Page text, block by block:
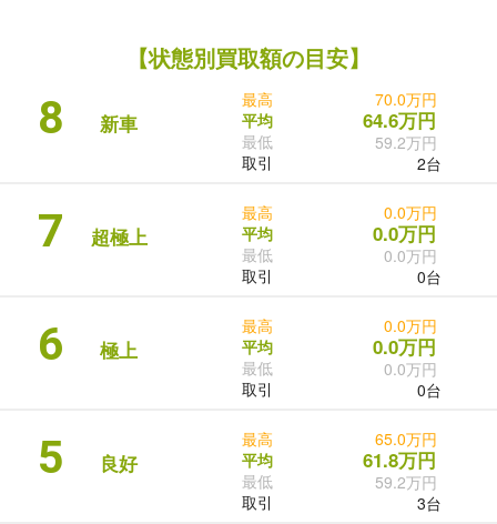
【状態別買取額の目安】
8 新車
最高
平均
最低
取引
70.0万円
64.6万円
59.2万円
2台
7 超極上
最高
平均
最低
取引
0.0万円
0.0万円
0.0万円
0台
6 極上
最高
平均
最低
取引
0.0万円
0.0万円
0.0万円
0台
5 良好
最高
平均
最低
取引
65.0万円
61.8万円
59.2万円
3台